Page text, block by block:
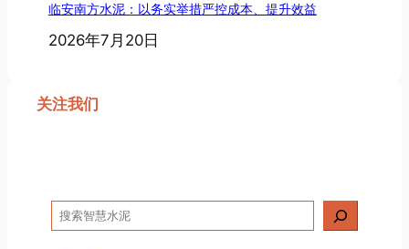
临安南方水泥：以务实举措严控成本、提升效益
2026年7月20日
关注我们
搜
索